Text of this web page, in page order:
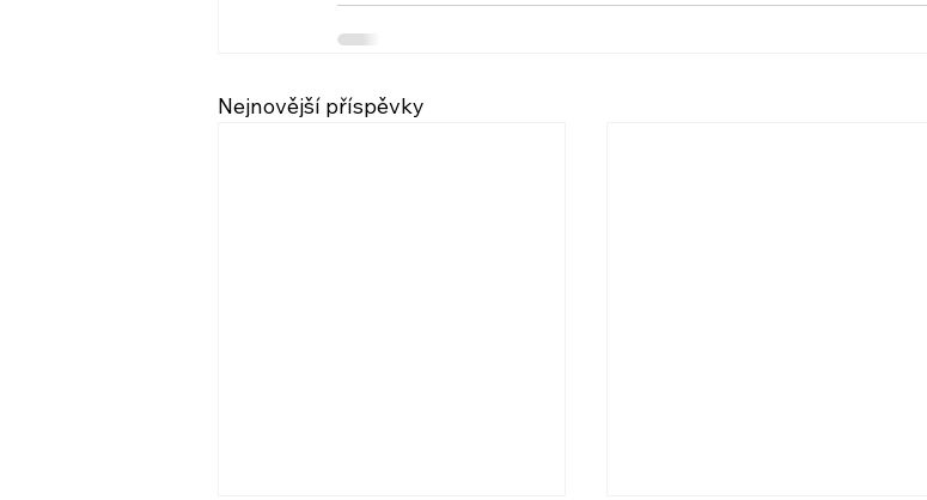
Nejnovější příspěvky